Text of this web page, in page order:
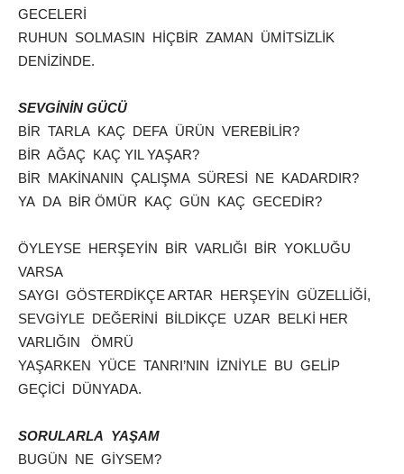
GECELERİ
RUHUN SOLMASIN HİÇBİR ZAMAN ÜMİTSİZLİK
DENİZİNDE.
SEVGİNİN GÜCÜ
BİR TARLA KAÇ DEFA ÜRÜN VEREBİLİR?
BİR AĞAÇ KAÇ YIL YAŞAR?
BİR MAKİNANIN ÇALIŞMA SÜRESİ NE KADARDIR?
YA DA BİR ÖMÜR KAÇ GÜN KAÇ GECEDİR?
ÖYLEYSE HERŞEYİN BİR VARLIĞI BİR YOKLUĞU
VARSA
SAYGI GÖSTERDİKÇE ARTAR HERŞEYİN GÜZELLİĞİ,
SEVGİYLE DEĞERİNİ BİLDİKÇE UZAR BELKİ HER
VARLIĞIN ÖMRÜ
YAŞARKEN YÜCE TANRI’NIN İZNİYLE BU GELİP
GEÇİCİ DÜNYADA.
SORULARLA YAŞAM
BUGÜN NE GİYSEM?